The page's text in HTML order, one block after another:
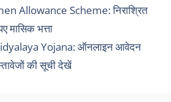
Allowance Scheme: निराश्रित
मासिक भत्ता
Yojana: ऑनलाइन आवेदन
की सूची देखें